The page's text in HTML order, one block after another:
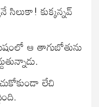
సిలుకా! కుక్కన్నవ్
ఆ తాగుబోతును
లేచి